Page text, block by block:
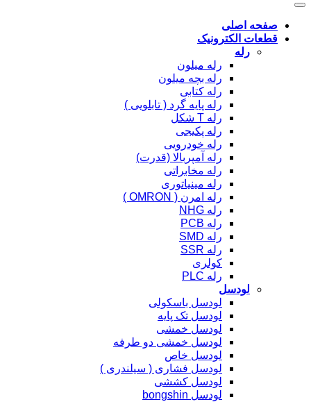
صفحه اصلی
قطعات الکترونیک
رله
رله میلون
رله بچه میلون
رله کتابی
رله پایه گرد ( تابلویی )
رله T شکل
رله پکیجی
رله خودرویی
رله آمپربالا (قدرت)
رله مخابراتی
رله مینیاتوری
رله امرن ( OMRON )
رله NHG
رله PCB
رله SMD
رله SSR
کولری
رله PLC
لودسل
لودسل باسکولی
لودسل تک پایه
لودسل خمشی
لودسل خمشی دو طرفه
لودسل خاص
لودسل فشاری ( سیلندری )
لودسل کششی
لودسل bongshin